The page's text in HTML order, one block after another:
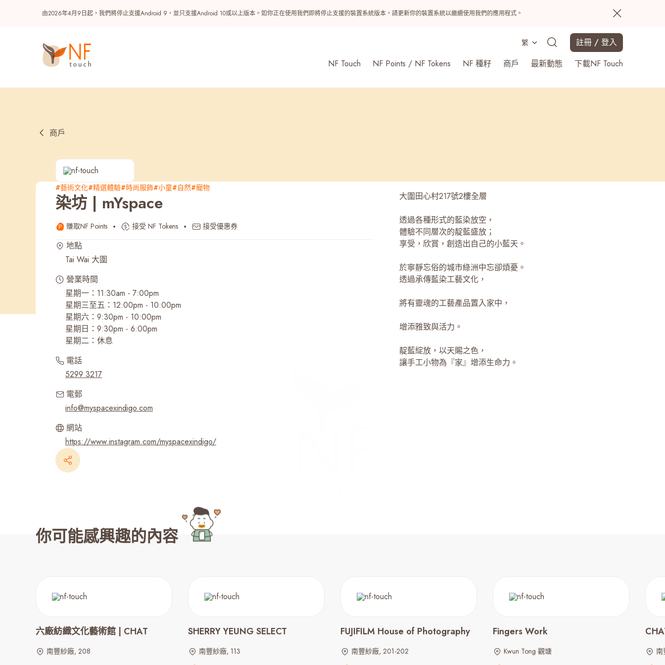
由2026年4月9日起，我們將停止支援Android 9，並只支援Android 10或以上版本。如你正在使用我們即將停止支援的裝置系統版本，請更新你的裝置系統以繼續使用我們的應用程式。
繁
註冊 / 登入
NF Touch
NF Points / NF Tokens NF 種籽 商戶 最新動態 下載NF Touch
熱門
NF 種籽 NF Points AIRSIDE
最近搜尋紀錄
商戶
#藝術文化#精選體驗#時尚服飾#小童#自然#寵物
染坊 | mYspace
賺取NF Points 接受 NF Tokens 接受優惠券
地點
Tai Wai 大圍
營業時間
星期一：11:30am - 7:00pm
星期三至五：12:00pm - 10:00pm
星期六：9:30pm - 10:00pm
星期日：9:30pm - 6:00pm
電話
5299 3217
電郵
info@myspacexindigo.com
網站
https://www.instagram.com/myspacexindigo/
大圍田心村217號2樓全層
透過各種形式的藍染放空，
體驗不同層次的靛藍盛放；
享受，欣賞，創造出自己的小藍天。
於寧靜忘俗的城市綠洲中忘卻煩憂。
透過承傳藍染工藝文化，
將有靈魂的工藝產品置入家中，
增添雅致與活力。
靛藍綻放，以天賜之色，
讓手工小物為『家』增添生命力。
你可能感興趣的內容
六廠紡織文化藝術館 | CHAT
南豐紗廠, 208
SHERRY YEUNG SELECT
南豐紗廠, 113
FUJIFILM House of Photography
南豐紗廠, 201-202
Fingers Work
Kwun Tong 觀塘 南